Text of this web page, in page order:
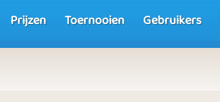
Prijzen Toernooien Gebruikers